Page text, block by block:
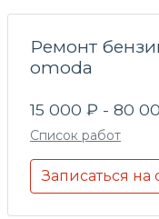
Ремонт
omoda
15 000 ₽ - 80
Список работ
Записаться на